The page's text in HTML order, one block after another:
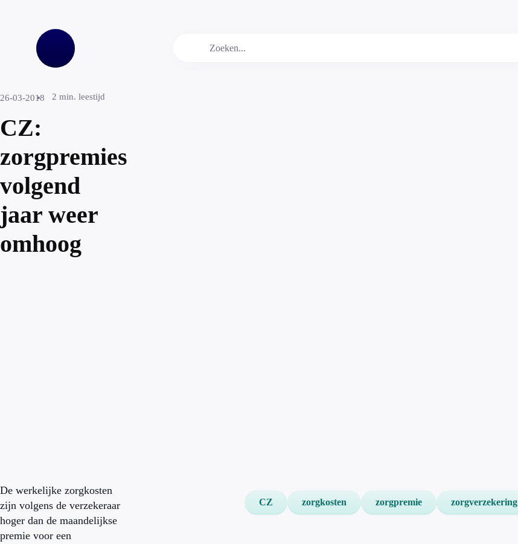
26-03-2018 2 min. leestijd
CZ:
zorgpremies
volgend
jaar weer
omhoog
De werkelijke zorgkosten
zijn volgens de verzekeraar
hoger dan de maandelijkse
premie voor een
CZ zorgkosten zorgpremie zorgverzekering